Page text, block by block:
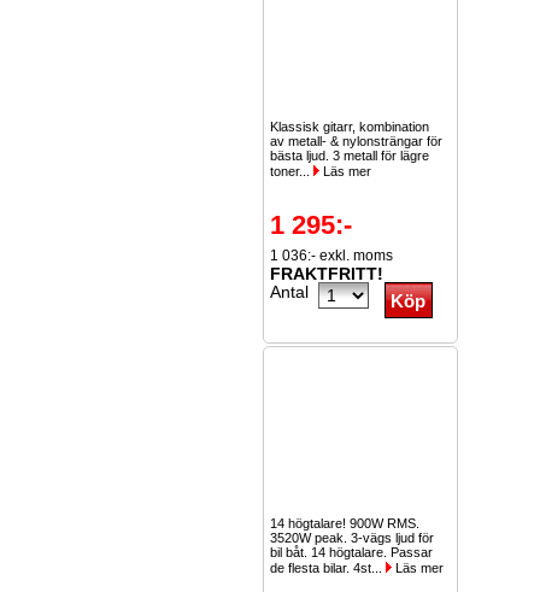
Klassisk gitarr, kombination
av metall- & nylonsträngar för
bästa ljud. 3 metall för lägre
toner...
Läs mer
1 295:-
1 036:- exkl. moms
FRAKTFRITT!
Antal
14 högtalare! 900W RMS.
3520W peak. 3-vägs ljud för
bil båt. 14 högtalare. Passar
de flesta bilar. 4st...
Läs mer